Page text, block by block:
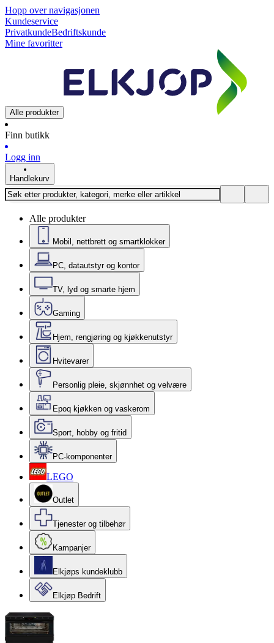
Hopp over navigasjonen
Kundeservice
PrivatkundeBedriftskunde
Mine favoritter
Alle produkter
Finn butikk
Logg inn
Handlekurv
Alle produkter
Mobil, nettbrett og smartklokker
PC, datautstyr og kontor
TV, lyd og smarte hjem
Gaming
Hjem, rengjøring og kjøkkenutstyr
Hvitevarer
Personlig pleie, skjønnhet og velvære
Epoq kjøkken og vaskerom
Sport, hobby og fritid
PC-komponenter
LEGO
Outlet
Tjenester og tilbehør
Kampanjer
Elkjøps kundeklubb
Elkjøp Bedrift